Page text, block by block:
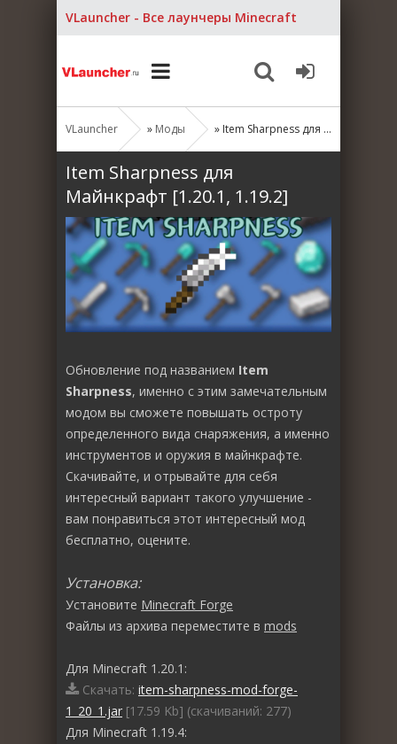
VLauncher - Все лаунчеры Minecraft
VLauncher » Моды » Item Sharpness для Майнкрафт [1.20.1, 1.19.2]
Item Sharpness для
Майнкрафт [1.20.1, 1.19.2]
Обновление под названием Item
Sharpness, именно с этим замечательным
модом вы сможете повышать остроту
определенного вида снаряжения, а именно
инструментов и оружия в майнкрафте.
Скачивайте, и отрывайте для себя
интересный вариант такого улучшение -
вам понравиться этот интересный мод
бесплатно, оцените.
Установка:
Установите Minecraft Forge
Файлы из архива переместите в mods
Для Minecraft 1.20.1:
Скачать: item-sharpness-mod-forge-
1_20_1.jar [17.59 Kb] (cкачиваний: 277)
Для Minecraft 1.19.4: